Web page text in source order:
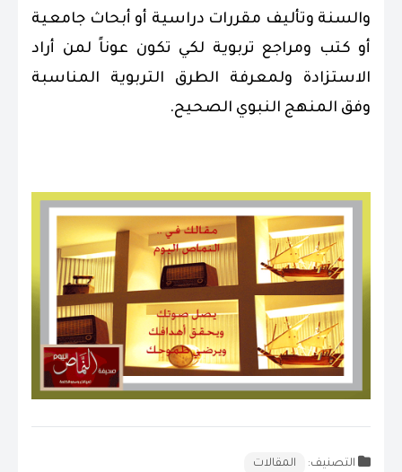
والسنة وتأليف مقررات دراسية أو أبحاث جامعية
أو كتب ومراجع تربوية لكي تكون عوناً لمن أراد
الاستزادة ولمعرفة الطرق التربوية المناسبة
وفق المنهج النبوي الصحيح.
التصنيف: المقالات